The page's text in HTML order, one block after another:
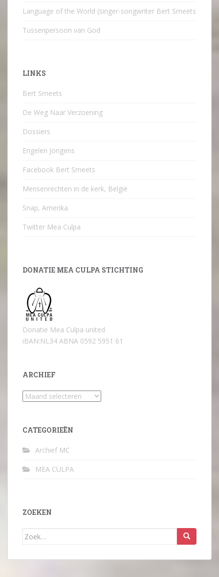
Language of the World (singer-songwriter Bert Smeets
Tussenpersoon van God
LINKS
Bert Smeets
De Weg Naar Verzoening
Dossiers
Engelen Jongens
Facebook Bert Smeets
Mensenrechten in de kerk, België
Snap, Amerika
Twitter Mea Culpa
DONATIE MEA CULPA STICHTING
Donatie Mea Culpa united
iBAN:NL34 ABNA 0592 5951 61
ARCHIEF
Archief
CATEGORIEËN
Archief MC
MEA CULPA
ZOEKEN
Zoek